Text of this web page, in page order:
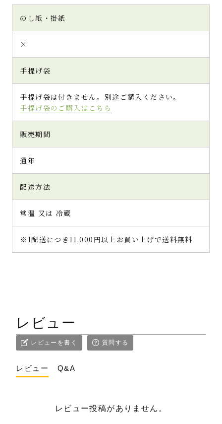
のし紙・掛紙
×
手提げ袋
手提げ袋は付きません。別途ご購入ください。
手提げ袋のご購入はこちら
販売期間
通年
配送方法
常温 又は 冷蔵
※1配送につき11,000円以上お買い上げで送料無料
レビュー
レビューを書く 質問する
レビュー Q&A
レビュー投稿がありません。